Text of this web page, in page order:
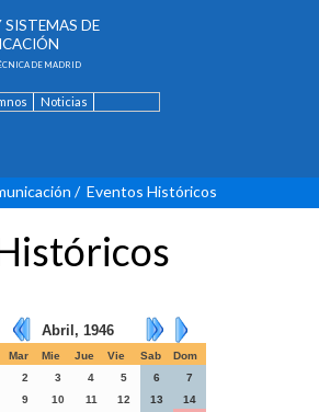
SISTEMAS DE
DE MADRID
Noticias
/ Eventos Históricos
Abril, 1946
Mar Mie Jue Vie Sab
Dom
2 3 4 5 6
7
9 10 11 12 13
14